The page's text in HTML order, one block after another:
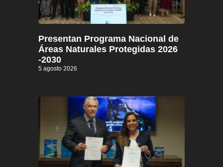
Presentan Programa Nacional de
Áreas Naturales Protegidas 2026
-2030
5 agosto 2026